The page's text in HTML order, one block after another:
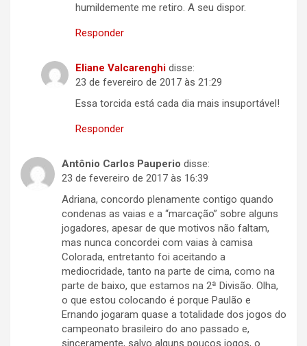
humildemente me retiro. A seu dispor.
Responder
Eliane Valcarenghi disse:
23 de fevereiro de 2017 às 21:29
Essa torcida está cada dia mais insuportável!
Responder
Antônio Carlos Pauperio disse:
23 de fevereiro de 2017 às 16:39
Adriana, concordo plenamente contigo quando
condenas as vaias e a “marcação” sobre alguns
jogadores, apesar de que motivos não faltam,
mas nunca concordei com vaias à camisa
Colorada, entretanto foi aceitando a
mediocridade, tanto na parte de cima, como na
parte de baixo, que estamos na 2ª Divisão. Olha,
o que estou colocando é porque Paulão e
Ernando jogaram quase a totalidade dos jogos do
campeonato brasileiro do ano passado e,
sinceramente, salvo alguns poucos jogos, o